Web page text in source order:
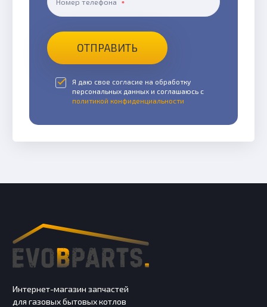
ОТПРАВИТЬ
Я даю свое согласие на обработку
персональных данных и соглашаюсь с
политикой конфиденциальности
Интернет-магазин запчастей
для газовых бытовых котлов